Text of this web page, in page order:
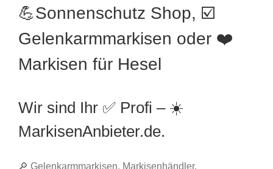
💪Sonnenschutz Shop, ☑️
Gelenkarmmarkisen oder ❤️
Markisen für Hesel
Wir sind Ihr ✅ Profi – ☀️
MarkisenAnbieter.de.
🔎 Gelenkarmmarkisen, Markisenhändler,